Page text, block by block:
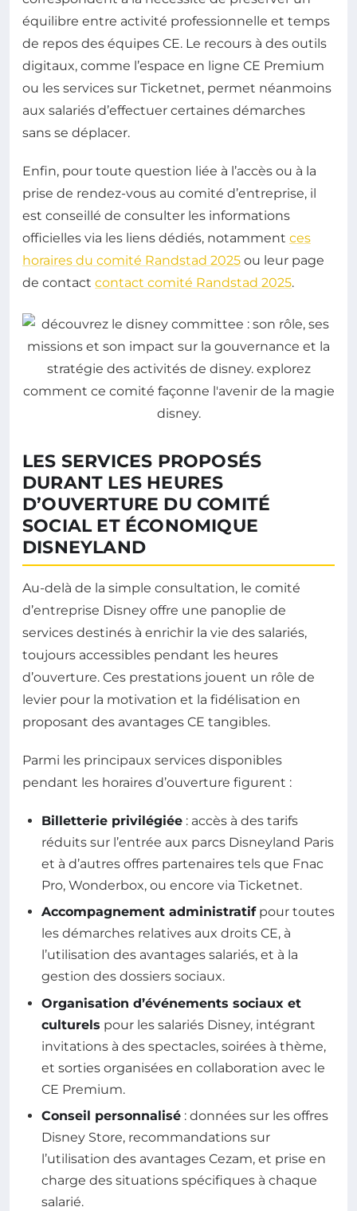
équilibre entre activité professionnelle et temps
de repos des équipes CE. Le recours à des outils
digitaux, comme l’espace en ligne CE Premium
ou les services sur Ticketnet, permet néanmoins
aux salariés d’effectuer certaines démarches
sans se déplacer.
Enfin, pour toute question liée à l’accès ou à la
prise de rendez-vous au comité d’entreprise, il
est conseillé de consulter les informations
officielles via les liens dédiés, notamment ces
horaires du comité Randstad 2025 ou leur page
de contact contact comité Randstad 2025.
LES SERVICES PROPOSÉS
DURANT LES HEURES
D’OUVERTURE DU COMITÉ
SOCIAL ET ÉCONOMIQUE
DISNEYLAND
Au-delà de la simple consultation, le comité
d’entreprise Disney offre une panoplie de
services destinés à enrichir la vie des salariés,
toujours accessibles pendant les heures
d’ouverture. Ces prestations jouent un rôle de
levier pour la motivation et la fidélisation en
proposant des avantages CE tangibles.
Parmi les principaux services disponibles
pendant les horaires d’ouverture figurent :
Billetterie privilégiée : accès à des tarifs
réduits sur l’entrée aux parcs Disneyland Paris
et à d’autres offres partenaires tels que Fnac
Pro, Wonderbox, ou encore via Ticketnet.
Accompagnement administratifpour toutes
les démarches relatives aux droits CE, à
l’utilisation des avantages salariés, et à la
gestion des dossiers sociaux.
Organisation d’événements sociaux et
culturels pour les salariés Disney, intégrant
invitations à des spectacles, soirées à thème,
et sorties organisées en collaboration avec le
CE Premium.
Conseil personnalisé : données sur les offres
Disney Store, recommandations sur
l’utilisation des avantages Cezam, et prise en
charge des situations spécifiques à chaque
salarié.